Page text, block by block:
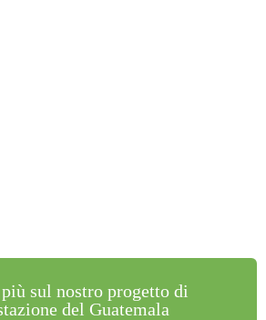
sul nostro progetto di
del Guatemala